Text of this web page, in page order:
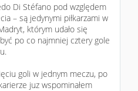
Di Stéfano pod względem
– są jedynymi piłkarzami w
którym udało się
po co najmniej cztery gole
goli w jednym meczu, po
juz wspominałem